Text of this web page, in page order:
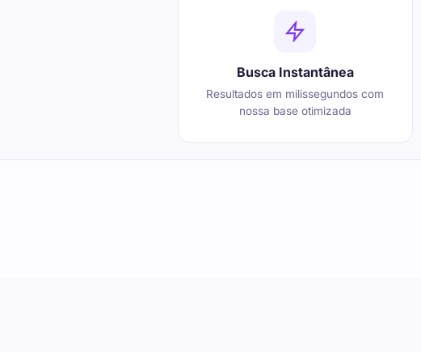
Busca Instantânea
Resultados em milissegundos com
nossa base otimizada